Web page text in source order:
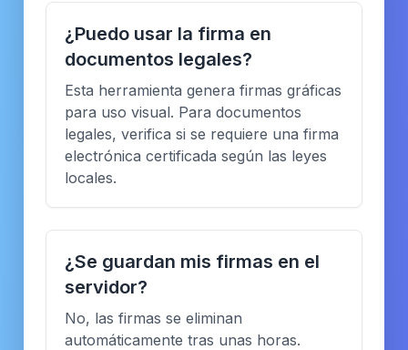
¿Puedo usar la firma en
documentos legales?
Esta herramienta genera firmas gráficas
para uso visual. Para documentos
legales, verifica si se requiere una firma
electrónica certificada según las leyes
locales.
¿Se guardan mis firmas en el
servidor?
No, las firmas se eliminan
automáticamente tras unas horas.